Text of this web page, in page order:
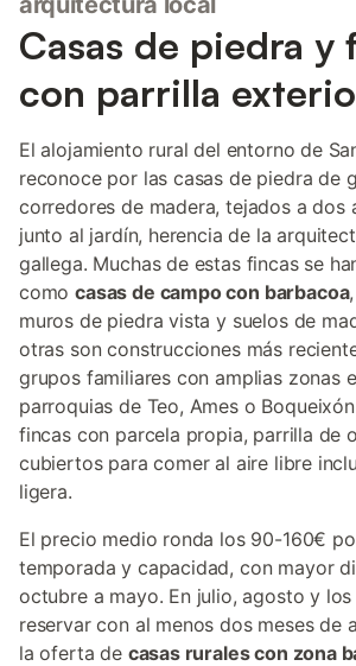
Casas de piedra y
con parrilla
El alojamiento rural del entorno de
reconoce por las casas de piedra de
corredores de madera, tejados a dos
junto al jardín, herencia de la
gallega. Muchas de estas fincas se
comocasas de campo con barbacoa
muros de piedra vista y suelos de
otras son construcciones más
grupos familiares con amplias zonas
parroquias de Teo, Ames o
fincas con parcela propia, parrilla de
cubiertos para comer al aire libre
ligera.
El precio medio ronda los 90-160€
temporada y capacidad, con mayor
octubre a mayo. En julio, agosto y
reservar con al menos dos meses de
la oferta de casas rurales con zona